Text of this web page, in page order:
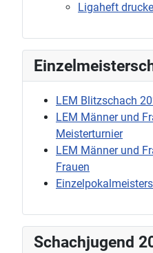
Ligaheft
LEM Blitzschach
LEM Männer und
Meisterturnier
LEM Männer und
Frauen
Schachjugend